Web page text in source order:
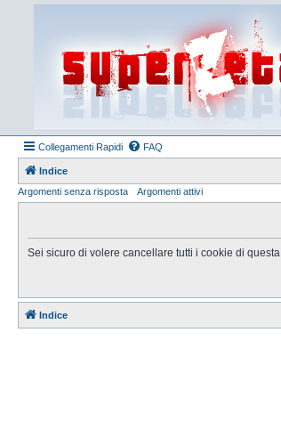
Collegamenti Rapidi FAQ
Indice
Argomenti senza risposta
Argomenti attivi
Sei sicuro di volere cancellare tutti i cookie di
Indice